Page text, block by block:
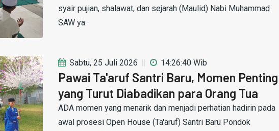
syair pujian, shalawat, dan sejarah (Maulid) Nabi Muhammad
SAW ya.
Sabtu, 25 Juli 2026 14:26:40 Wib
Pawai Ta'aruf Santri Baru, Momen Penting
yang Turut Diabadikan para Orang Tua
ADA momen yang menarik dan menjadi perhatian hadirin pada
awal prosesi Open House (Ta'aruf) Santri Baru Pondok